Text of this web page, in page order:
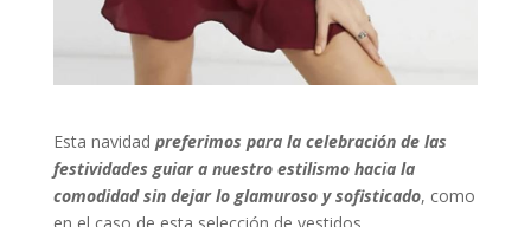
Esta navidad preferimos para la celebración de las
festividades guiar a nuestro estilismo hacia la
comodidad sin dejar lo glamuroso y sofisticado, como